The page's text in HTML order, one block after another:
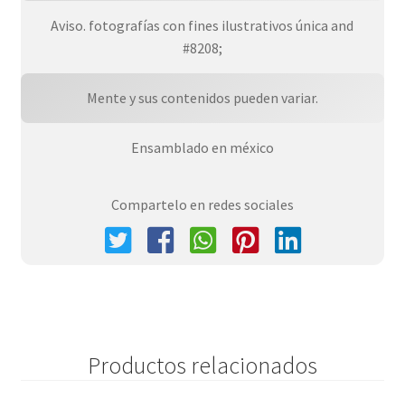
Aviso. fotografías con fines ilustrativos única and
#8208;
Mente y sus contenidos pueden variar.
Ensamblado en méxico
Compartelo en redes sociales
Productos relacionados